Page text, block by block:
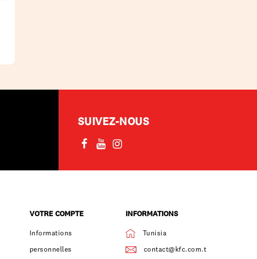
SUIVEZ-NOUS
VOTRE COMPTE
Informations
personnelles
INFORMATIONS
Tunisia
contact@kfc.com.t